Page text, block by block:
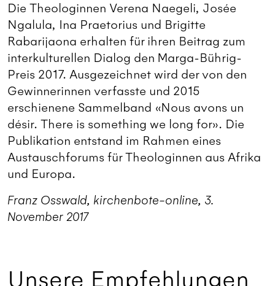
Die Theologinnen Verena Naegeli, Josée
Ngalula, Ina Praetorius und Brigitte
Rabarijaona erhalten für ihren Beitrag zum
interkulturellen Dialog den Marga-Bührig-
Preis 2017. Ausgezeichnet wird der von den
Gewinnerinnen verfasste und 2015
erschienene Sammelband «Nous avons un
désir. There is something we long for». Die
Publikation entstand im Rahmen eines
Austauschforums für Theologinnen aus Afrika
und Europa.
Franz Osswald, kirchenbote-online, 3.
November 2017
Unsere Empfehlungen